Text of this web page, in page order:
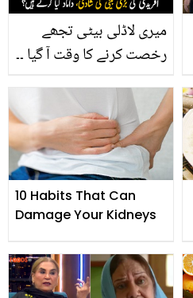
میری لاڈلی بیٹی تجھے
رخصت کرنے کا وقت آ گیا ۔۔
اقصیٰ کی شادی، بڑے داماد
کون ہیں؟ دیکھیں
10 Habits That Can
Damage Your Kidneys